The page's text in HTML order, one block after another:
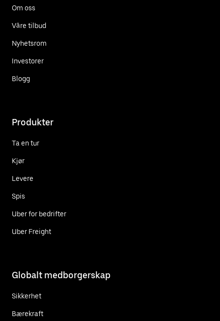
Om oss
Våre tilbud
Nyhetsrom
Investorer
Blogg
Produkter
Ta en tur
Kjør
Levere
Spis
Uber for bedrifter
Uber Freight
Globalt medborgerskap
Sikkerhet
Bærekraft